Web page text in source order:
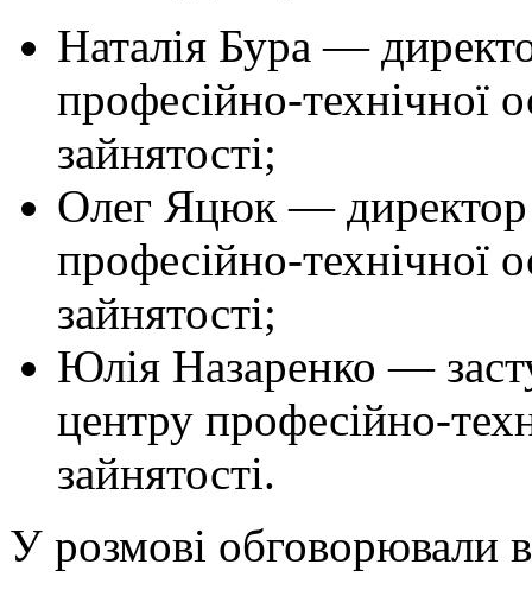
Наталія Бура —
професійно-технічної
зайнятості;
Олег Яцюк — директор
професійно-технічної
зайнятості;
Юлія Назаренко —
центру професійно-
зайнятості.
У розмові обговорювали